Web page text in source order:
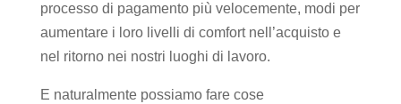
processo di pagamento più velocemente, modi per
aumentare i loro livelli di comfort nell’acquisto e
nel ritorno nei nostri luoghi di lavoro.
E naturalmente possiamo fare cose